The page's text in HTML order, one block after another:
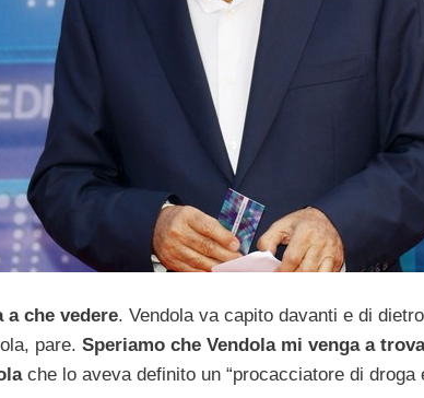
che vedere. Vendola va capito davanti e di
pare. Speriamo che Vendola mi venga a
che lo aveva definito un “procacciatore di droga